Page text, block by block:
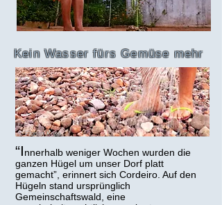
Kein Wasser fürs Gemüse mehr
© Florian Kopp
“Innerhalb weniger Wochen wurden die
ganzen Hügel um unser Dorf platt
gemacht”, erinnert sich Cordeiro. Auf den
Hügeln stand ursprünglich
Gemeinschaftswald, eine